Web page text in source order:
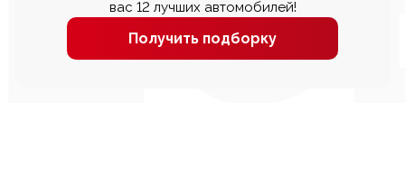
вас 12 лучших автомобилей!
Получить подборку